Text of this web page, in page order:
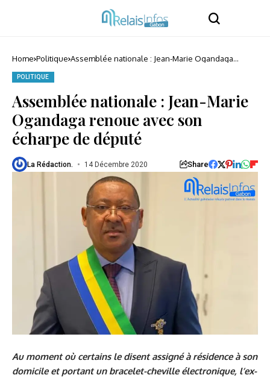
Home Politique Assemblée nationale : Jean-Marie Ogandaga
POLITIQUE
Assemblée nationale : Jean-Marie
Ogandaga renoue avec son
écharpe de député
La Rédaction. 14 Décembre 2020 Share
Au moment où certains le disent assigné à résidence à son
domicile et portant un bracelet-cheville électronique, l’ex-